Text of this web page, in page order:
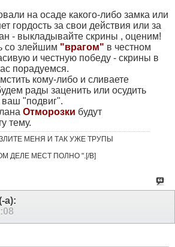
на осаде какого-либо замка или
гордость за свои действия или за
- выкладывайте скрины , оценим!
со злейшим "врагом" в честном
и честную победу - скрины в
порадуемся.
кому-либо и сливаете
рады заценить или осудить
ваш "подвиг".
Отморозки будут
тему.
ЗЛИТЕ МЕНЯ И ТАК УЖЕ ТРУПЫ
ДЕЛЕ МЕСТ ПОЛНО ".[/B]
а):